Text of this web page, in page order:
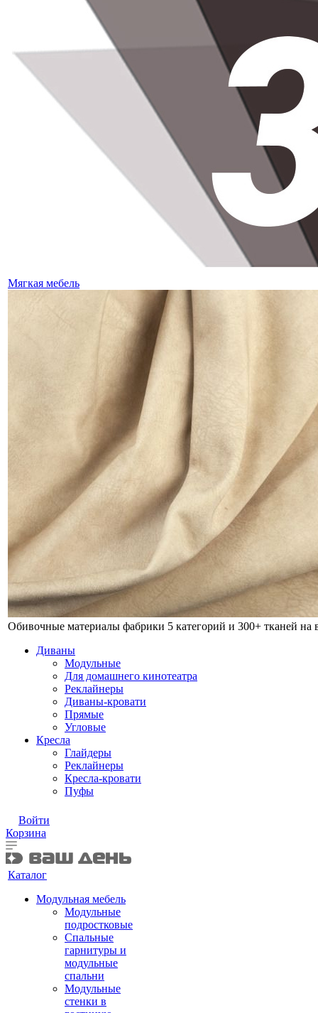
Мягкая мебель
Обивочные материалы фабрики 5 категорий и 300+ тканей на
Диваны
Модульные
Для домашнего кинотеатра
Реклайнеры
Диваны-кровати
Прямые
Угловые
Кресла
Глайдеры
Реклайнеры
Кресла-кровати
Пуфы
Войти
Корзина
Каталог
Модульная мебель
Модульные
подростковые
Спальные
гарнитуры и
модульные
спальни
Модульные
стенки в